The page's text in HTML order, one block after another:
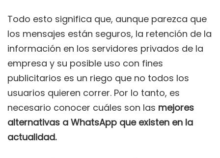
Todo esto significa que, aunque parezca que
los mensajes están seguros, la retención de la
información en los servidores privados de la
empresa y su posible uso con fines
publicitarios es un riego que no todos los
usuarios quieren correr. Por lo tanto, es
necesario conocer cuáles son las mejores
alternativas a WhatsApp que existen en la
actualidad.